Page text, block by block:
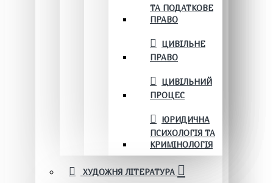
ТА ПОДАТКОВЕ
ПРАВО
ЦИВІЛЬНЕ
ПРАВО
ЦИВІЛЬНИЙ
ПРОЦЕС
ЮРИДИЧНА
ПСИХОЛОГІЯ ТА
КРИМІНОЛОГІЯ
ХУДОЖНЯ ЛІТЕРАТУРА